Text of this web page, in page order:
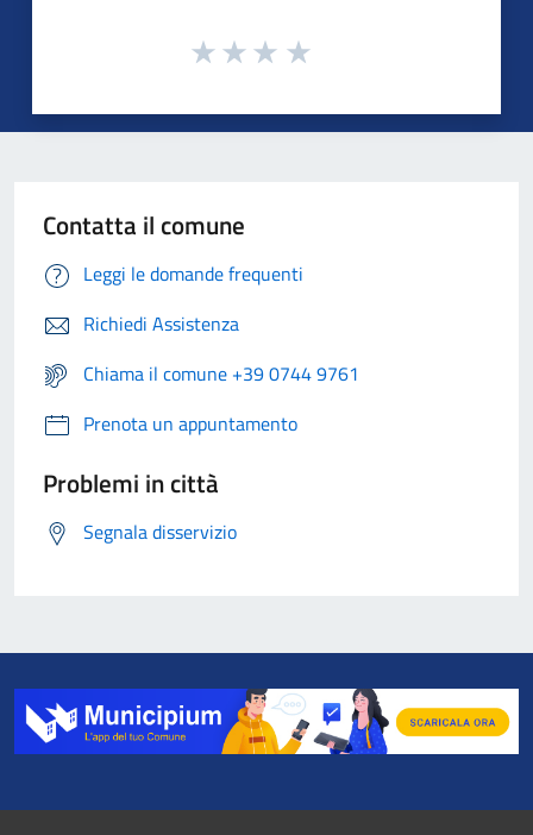
Contatta il comune
Leggi le domande frequenti
Richiedi Assistenza
Chiama il comune +39 0744 9761
Prenota un appuntamento
Problemi in città
Segnala disservizio